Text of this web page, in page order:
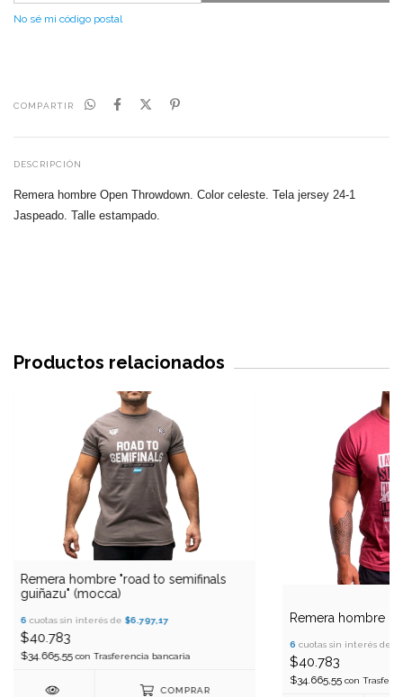
No sé mi código postal
COMPARTIR
DESCRIPCIÓN
Remera hombre Open Throwdown. Color celeste. Tela jersey 24-1
Jaspeado. Talle estampado.
Productos relacionados
Remera hombre "road to semifinals
guiñazu" (mocca)
6 cuotas sin interés de $6.797,17
$40.783
$34.665,55con Trasferencia bancaria
COMPRAR
Remera hombre
6 cuotas sin interés de
$40.783
$34.665,55 con